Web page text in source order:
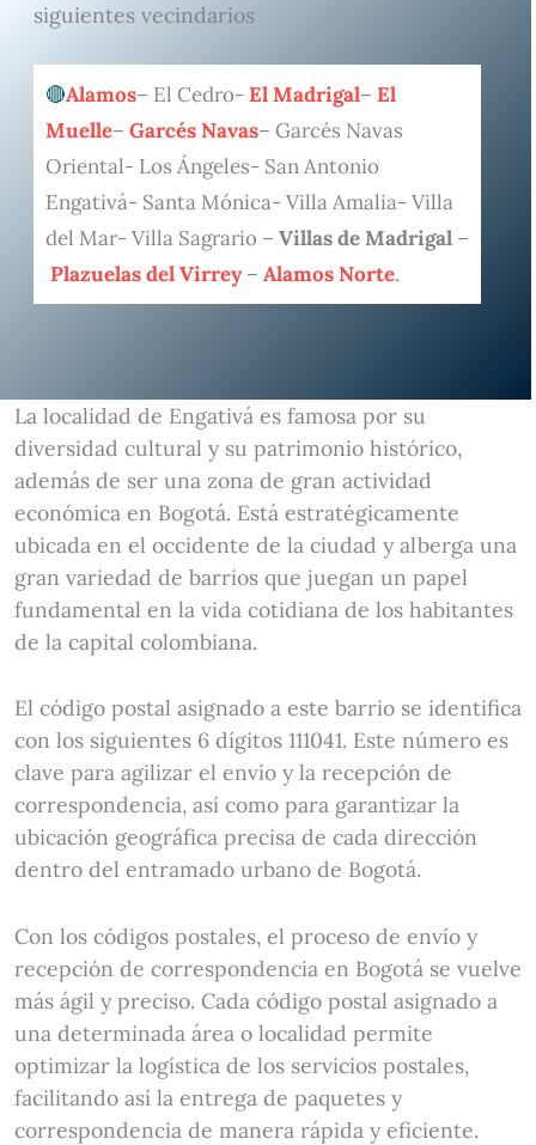
siguientes vecindarios
Alamos– El Cedro- El Madrigal– El
Muelle– Garcés Navas– Garcés Navas
Oriental- Los Ángeles- San Antonio
Engativá- Santa Mónica- Villa Amalia- Villa
del Mar- Villa Sagrario – Villas de Madrigal–
Plazuelas del Virrey– Alamos Norte.
La localidad de Engativá es famosa por su
diversidad cultural y su patrimonio histórico,
además de ser una zona de gran actividad
económica en Bogotá. Está estratégicamente
ubicada en el occidente de la ciudad y alberga una
gran variedad de barrios que juegan un papel
fundamental en la vida cotidiana de los habitantes
de la capital colombiana.
El código postal asignado a este barrio se identifica
con los siguientes 6 dígitos 111041. Este número es
clave para agilizar el envío y la recepción de
correspondencia, así como para garantizar la
ubicación geográfica precisa de cada dirección
dentro del entramado urbano de Bogotá.
Con los códigos postales, el proceso de envío y
recepción de correspondencia en Bogotá se vuelve
más ágil y preciso. Cada código postal asignado a
una determinada área o localidad permite
optimizar la logística de los servicios postales,
facilitando así la entrega de paquetes y
correspondencia de manera rápida y eficiente.